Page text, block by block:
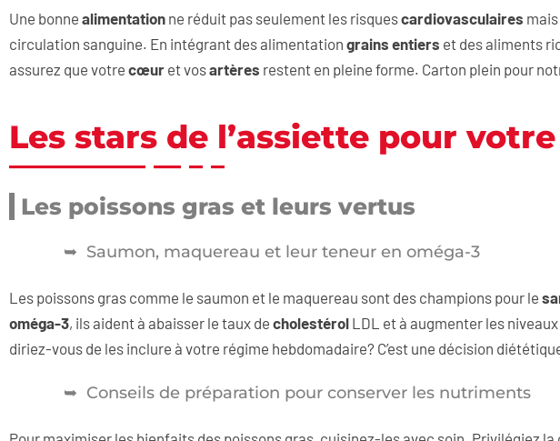
Une bonne alimentation ne réduit pas seulement les risquescardiovasculaires
circulation sanguine. En intégrant des alimentation grains entiers et des aliments
assurez que votre cœur et vosartères restent en pleine forme. Carton plein pour
Les stars de l’assiette pour
Les poissons gras et leurs vertus
Saumon, maquereau et leur teneur en oméga-3
Les poissons gras comme le saumon et le maquereau sont des champions pour le
oméga-3, ils aident à abaisser le taux de cholestérol LDL et à augmenter les niveaux
diriez-vous de les inclure à votre régime hebdomadaire? C’est une décision
Conseils de préparation pour conserver les nutriments